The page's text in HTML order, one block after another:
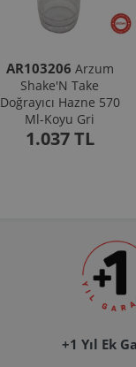
AR103206 Arzum
Shake'N Take
Doğrayıcı Hazne 570
Ml-Koyu Gri
1.037 TL
+1 Yıl Ek